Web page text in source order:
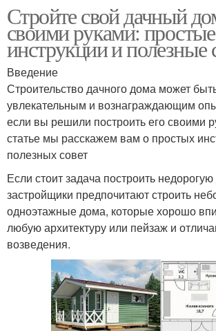
Стройте свой дачный
своими руками: простые
инструкции и полезные
Введение
Строительство дачного дома может
увлекательным и вознаграждающим
если вы решили построить его своими
статье мы расскажем вам о простых
полезных совет
Если стоит задача построить недорогую
застройщики предпочитают строить
одноэтажные дома, которые хорошо
любую архитектуру или пейзаж и
возведения.